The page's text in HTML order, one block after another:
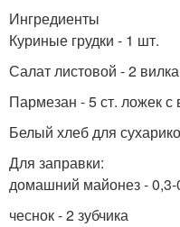
Ингредиенты
Куриные грудки - 1 шт.
Салат листовой - 2 вилка
Пармезан - 5 ст. ложек с
Белый хлеб для
Для заправки:
домашний майонез - 0,3-
чеснок - 2 зубчика